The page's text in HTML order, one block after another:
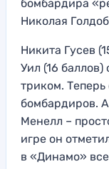
бомбардира
Николая
Никита Гусев
Уил (16
триком. Теперь
бомбардиров.
Менелл –
игре он
в «Динамо»